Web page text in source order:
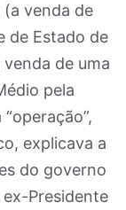
venda de
de Estado de
de uma
pela
explicava a
do governo
ex-Presidente